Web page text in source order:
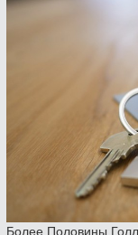
Более Половины